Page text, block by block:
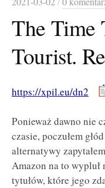
The Time
Tourist.
https://xpil.eu/dn2
Ponieważ dawno nie
czasie, poczułem
alternatywy
Amazon na to wypluł
tytułów, które jego